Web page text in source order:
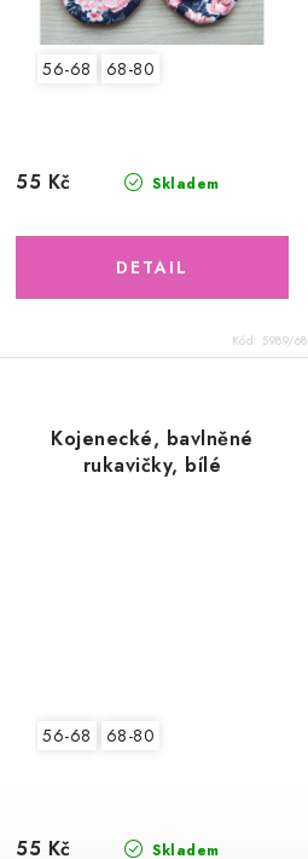
56-68 68-80
Skladem
55 Kč
Kód:5989/68
Kojenecké, bavlněné
rukavičky, bílé
56-68 68-80
Skladem
55 Kč